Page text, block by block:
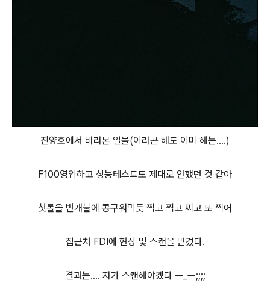
진양호에서 바라본 일몰(이라곤 해도 이미 해는....)
F100영입하고 성능테스트도 제대로 안했던 것 같아
첫롤을 번개불에 콩구워먹듯 찍고 찍고 찌고 또 찍어
집근처 FDI에 현상 및 스캔을 맡겼다.
결과는.... 자가 스캔해야겠다 ㅡ_ㅡ;;;;